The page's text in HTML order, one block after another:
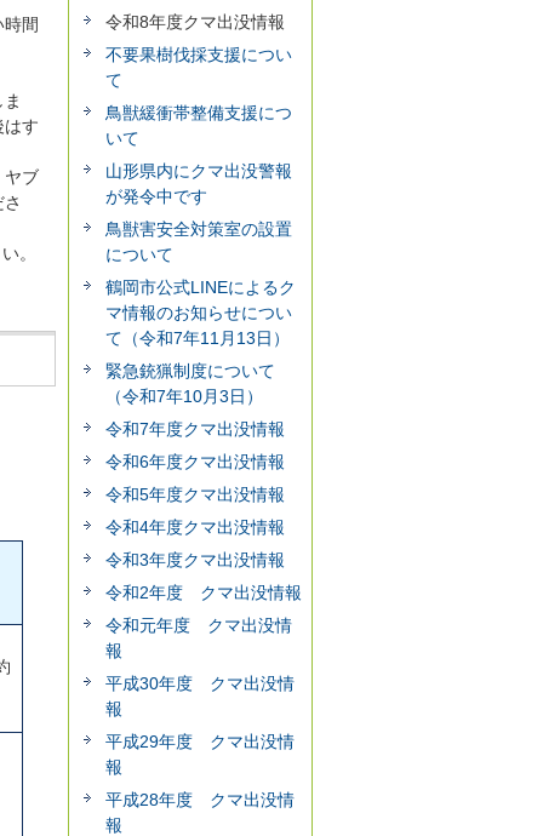
間
はす
ヤブ
。
令和8年度クマ出没情報
不要果樹伐採支援につい
て
鳥獣緩衝帯整備支援につ
いて
山形県内にクマ出没警報
が発令中です
鳥獣害安全対策室の設置
について
鶴岡市公式LINEによるク
マ情報のお知らせについ
て（令和7年11月13日）
緊急銃猟制度について
（令和7年10月3日）
令和7年度クマ出没情報
令和6年度クマ出没情報
令和5年度クマ出没情報
令和4年度クマ出没情報
令和3年度クマ出没情報
令和2年度 クマ出没情報
令和元年度 クマ出没情
報
平成30年度 クマ出没情
報
平成29年度 クマ出没情
報
平成28年度 クマ出没情
報